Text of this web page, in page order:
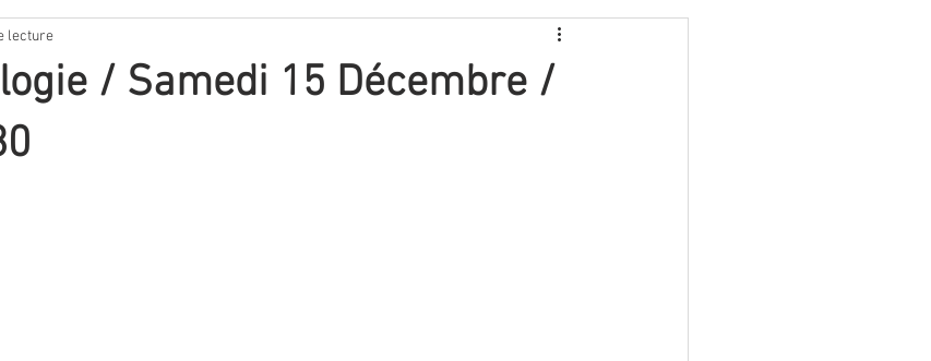
/ Samedi 15 Décembre /
lecture